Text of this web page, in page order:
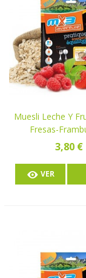
Muesli Leche Y
Fresas-
Liofilizado
3,80 €
VER